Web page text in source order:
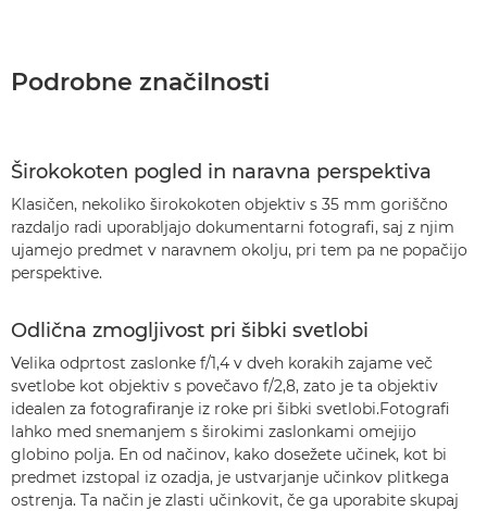
Podrobne značilnosti
Širokokoten pogled in naravna perspektiva
Klasičen, nekoliko širokokoten objektiv s 35 mm goriščno
razdaljo radi uporabljajo dokumentarni fotografi, saj z njim
ujamejo predmet v naravnem okolju, pri tem pa ne popačijo
perspektive.
Odlična zmogljivost pri šibki svetlobi
Velika odprtost zaslonke f/1,4 v dveh korakih zajame več
svetlobe kot objektiv s povečavo f/2,8, zato je ta objektiv
idealen za fotografiranje iz roke pri šibki svetlobi.Fotografi
lahko med snemanjem s širokimi zaslonkami omejijo
globino polja. En od načinov, kako dosežete učinek, kot bi
predmet izstopal iz ozadja, je ustvarjanje učinkov plitkega
ostrenja. Ta način je zlasti učinkovit, če ga uporabite skupaj